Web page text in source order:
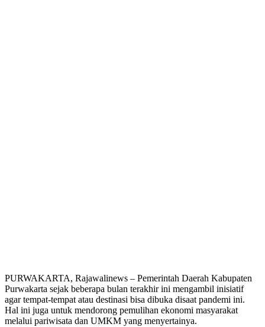
PURWAKARTA, Rajawalinews – Pemerintah Daerah Kabupaten
Purwakarta sejak beberapa bulan terakhir ini mengambil inisiatif
agar tempat-tempat atau destinasi bisa dibuka disaat pandemi ini.
Hal ini juga untuk mendorong pemulihan ekonomi masyarakat
melalui pariwisata dan UMKM yang menyertainya.